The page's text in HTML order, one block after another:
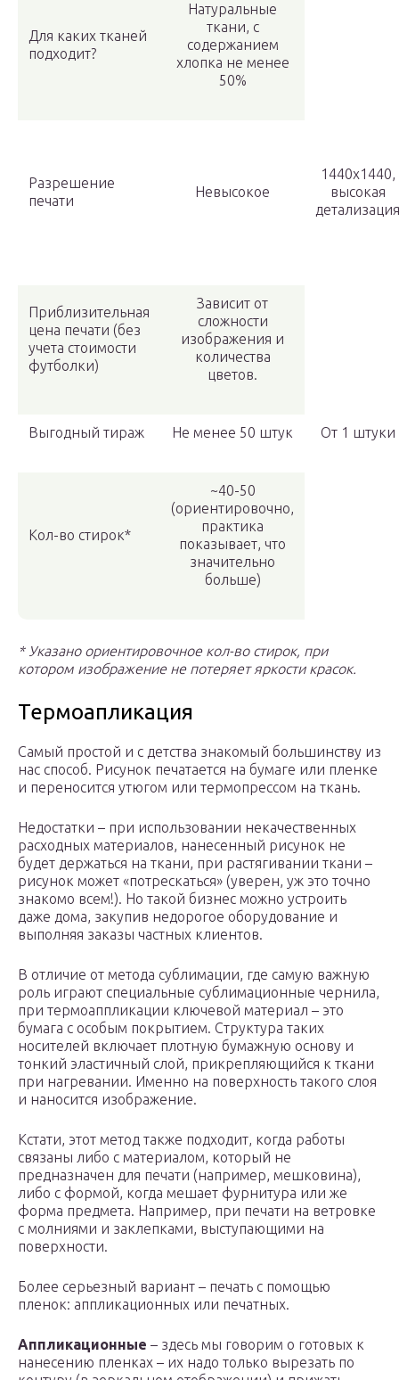
Для каких тканей
подходит?
Натуральные
ткани, с
содержанием
хлопка не менее
50%
Разрешение
печати
Невысокое
1440х1440,
высокая
детализация
Приблизительная
цена печати (без
учета стоимости
футболки)
Зависит от
сложности
изображения и
количества
цветов.
Выгодный тираж Не менее 50 штук От 1 штуки
Кол-во стирок*
~40-50
(ориентировочно,
практика
показывает, что
значительно
больше)
* Указано ориентировочное кол-во стирок, при
котором изображение не потеряет яркости красок.
Термоапликация
Самый простой и с детства знакомый большинству из
нас способ. Рисунок печатается на бумаге или пленке
и переносится утюгом или термопрессом на ткань.
Недостатки – при использовании некачественных
расходных материалов, нанесенный рисунок не
будет держаться на ткани, при растягивании ткани –
рисунок может «потрескаться» (уверен, уж это точно
знакомо всем!). Но такой бизнес можно устроить
даже дома, закупив недорогое оборудование и
выполняя заказы частных клиентов.
В отличие от метода сублимации, где самую важную
роль играют специальные сублимационные чернила,
при термоаппликации ключевой материал – это
бумага с особым покрытием. Структура таких
носителей включает плотную бумажную основу и
тонкий эластичный слой, прикрепляющийся к ткани
при нагревании. Именно на поверхность такого слоя
и наносится изображение.
Кстати, этот метод также подходит, когда работы
связаны либо с материалом, который не
предназначен для печати (например, мешковина),
либо с формой, когда мешает фурнитура или же
форма предмета. Например, при печати на ветровке
с молниями и заклепками, выступающими на
поверхности.
Более серьезный вариант – печать с помощью
пленок: аппликационных или печатных.
Аппликационные – здесь мы говорим о готовых к
нанесению пленках – их надо только вырезать по